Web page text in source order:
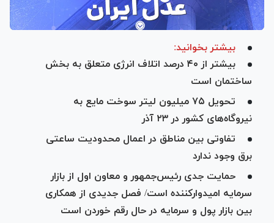
بیشتر بخوانید:
بیشتر از ۴۰ درصد اتلاف انرژی متعلق به بخش
ساختمان است
تحویل ۷۵ میلیون لیتر سوخت مایع به
نیروگاه‌های کشور در ۲۳ آذر
تفاوتی بین مناطق در اعمال محدودیت ساعتی
برق وجود ندارد
حمایت جدی رئیس‌جمهور و معاون اول از بازار
سرمایه امیدوارکننده است/ فصل جدیدی از همکاری
بین بازار پول و سرمایه در حال رقم خوردن است